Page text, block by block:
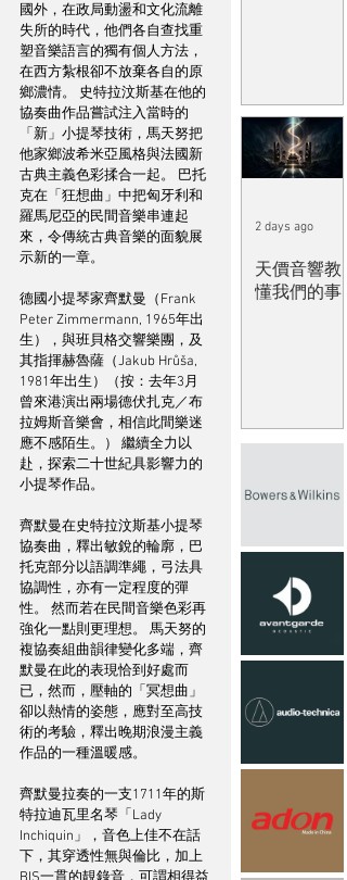
國外，在政局動盪和文化流離
失所的時代，他們各自查找重
塑音樂語言的獨有個人方法，
在西方紮根卻不放棄各自的原
鄉濃情。 史特拉汶斯基在他的
協奏曲作品嘗試注入當時的
「新」小提琴技術，馬天努把
他家鄉波希米亞風格與法國新
古典主義色彩揉合一起。 巴托
克在「狂想曲」中把匈牙利和
羅馬尼亞的民間音樂串連起
來，令傳統古典音樂的面貌展
示新的一章。
德國小提琴家齊默曼（Frank
Peter Zimmermann, 1965年出
生），與班貝格交響樂團，及
其指揮赫魯薩（Jakub Hrůša,
1981年出生）（按：去年3月
曾來港演出兩場德伏扎克／布
拉姆斯音樂會，相信此間樂迷
應不感陌生。） 繼續全力以
赴，探索二十世紀具影響力的
小提琴作品。
齊默曼在史特拉汶斯基小提琴
協奏曲，釋出敏銳的輪廓，巴
托克部分以語調準繩，弓法具
協調性，亦有一定程度的彈
性。 然而若在民間音樂色彩再
強化一點則更理想。 馬天努的
複協奏組曲韻律變化多端，齊
默曼在此的表現恰到好處而
已，然而，壓軸的「冥想曲」
卻以熱情的姿態，應對至高技
術的考驗，釋出晚期浪漫主義
作品的一種溫暖感。
齊默曼拉奏的一支1711年的斯
特拉迪瓦里名琴「Lady
Inchiquin」，音色上佳不在話
下，其穿透性無與倫比，加上
天價音響教
懂我們的事
2 days ago